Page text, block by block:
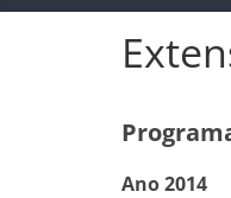
Ano 2014